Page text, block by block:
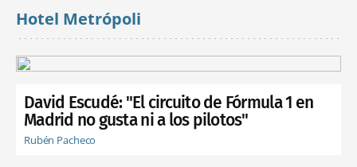
Hotel Metrópoli
David Escudé: "El circuito de Fórmula 1 en
Madrid no gusta ni a los pilotos"
Rubén Pacheco